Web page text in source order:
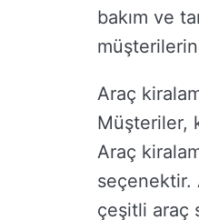
bakım ve
Araç
Müşteriler,
Araç
seçenektir.
çeşitli araç